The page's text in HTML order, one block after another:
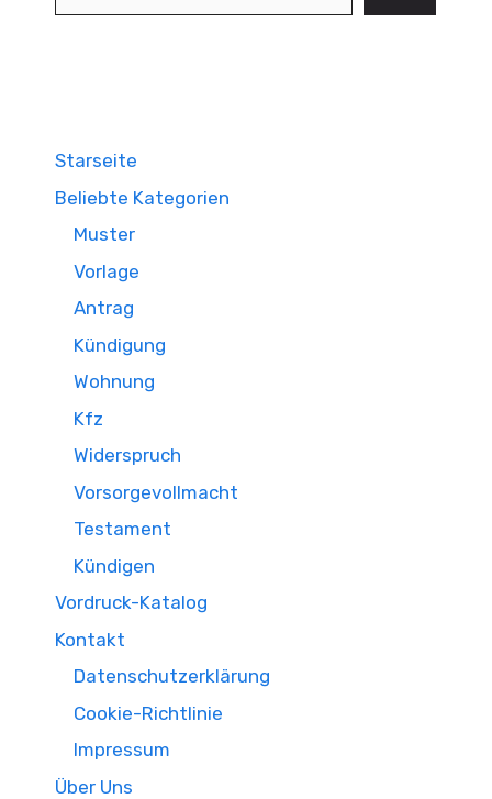
Starseite
Beliebte Kategorien
Muster
Vorlage
Antrag
Kündigung
Wohnung
Kfz
Widerspruch
Vorsorgevollmacht
Testament
Kündigen
Vordruck-Katalog
Kontakt
Datenschutzerklärung
Cookie-Richtlinie
Impressum
Über Uns